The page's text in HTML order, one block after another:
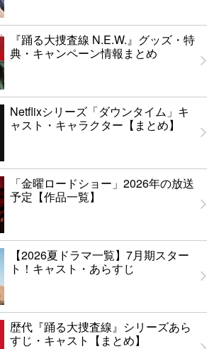
『踊る大捜査線 N.E.W.』グッズ・特
典・キャンペーン情報まとめ
Netflixシリーズ「ダウンタイム」キ
ャスト・キャラクター【まとめ】
「金曜ロードショー」2026年の放送
予定【作品一覧】
【2026夏ドラマ一覧】7月期スター
ト！キャスト・あらすじ
歴代『踊る大捜査線』シリーズあら
すじ・キャスト【まとめ】